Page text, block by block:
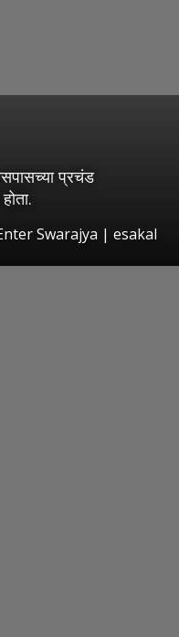
प्रचंड
Swarajya | esakal